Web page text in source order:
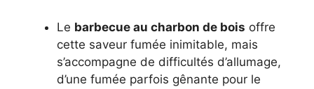
Le barbecue au charbon de bois offre
cette saveur fumée inimitable, mais
s’accompagne de difficultés d’allumage,
d’une fumée parfois gênante pour le